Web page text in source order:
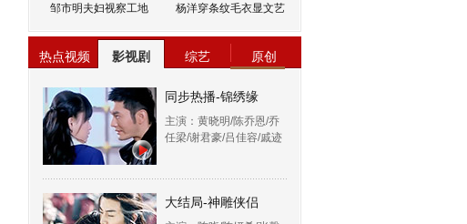
邹市明夫妇视察工地 杨洋穿条纹毛衣显文艺
热点视频 影视剧 综艺 原创
同步热播-锦绣缘
主演：黄晓明/陈乔恩/乔
任梁/谢君豪/吕佳容/戚迹
大结局-神雕侠侣